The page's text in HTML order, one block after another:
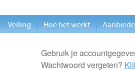
Gebruik je
Wachtwoord vergeten?
Veiling Hoe het werkt